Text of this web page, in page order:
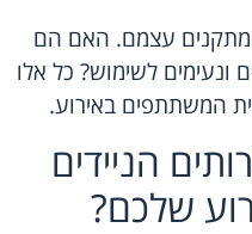
עצמם. האם הם
ונעימים לשימוש? כל אלו
המשתתפים באירוע.
הניידים
שלכם?